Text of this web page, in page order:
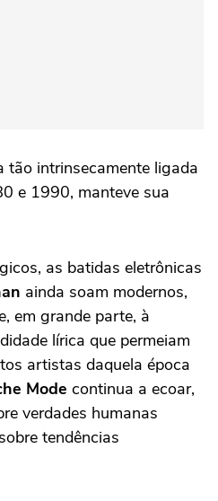
tão intrinsecamente ligada
e 1990, manteve sua
as batidas eletrônicas
ainda soam modernos,
em grande parte, à
lírica que permeiam
artistas daquela época
Mode continua a ecoar,
verdades humanas
tendências